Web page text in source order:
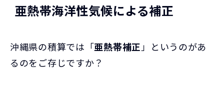
亜熱帯海洋性気候による補正
沖縄県の積算では「亜熱帯補正」というのがあ
るのをご存じですか？